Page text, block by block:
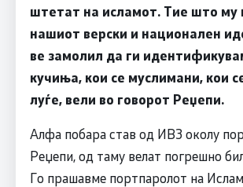
штетат на исламот. Тие што му
нашиот верски и национален
ве замолил да ги
кучиња, кои се муслимани, кои
луѓе, вели во говорот Реџепи.
Алфа побара став од ИВЗ околу
Реџепи, од таму велат погрешно
Го прашавме портпаролот на